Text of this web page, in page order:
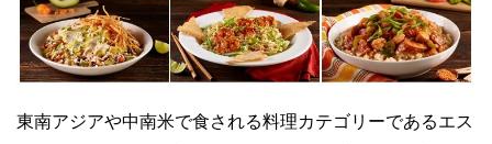
JP EN
東南アジアや中南米で食される料理カテゴリーであるエス